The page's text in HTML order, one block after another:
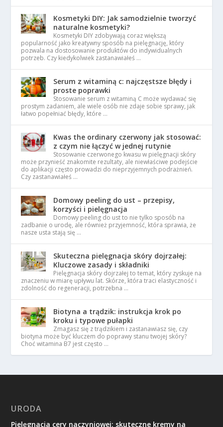
Kosmetyki DIY: Jak samodzielnie tworzyć
naturalne kosmetyki?
Kosmetyki DIY zdobywają coraz większą
popularność jako kreatywny sposób na pielęgnację, który
pozwala na dostosowanie produktów do indywidualnych
potrzeb. Czy kiedykolwiek zastanawiałeś …
Serum z witaminą c: najczęstsze błędy i
proste poprawki
Stosowanie serum z witaminą C może wydawać się
prostym zadaniem, ale wiele osób nie zdaje sobie sprawy, jak
łatwo popełniać błędy, które …
Kwas the ordinary czerwony jak stosować:
z czym nie łączyć w jednej rutynie
Stosowanie czerwonego kwasu w pielęgnacji skóry
może przynieść znakomite rezultaty, ale niewłaściwe podejście
do aplikacji często prowadzi do nieprzyjemnych podrażnień.
Czy zastanawiałeś …
Domowy peeling do ust – przepisy,
korzyści i pielęgnacja
Domowy peeling do ust to nie tylko sposób na
zadbanie o urodę, ale również przyjemność, która sprawia, że
nasze usta stają się …
Skuteczna pielęgnacja skóry dojrzałej:
Kluczowe zasady i składniki
Pielęgnacja skóry dojrzałej to temat, który zyskuje na
znaczeniu w miarę upływu lat. Skórze, która traci elastyczność i
zdolność do regeneracji, potrzebna …
Biotyna a trądzik: instrukcja krok po
kroku i typowe pułapki
Zmagasz się z trądzikiem i zastanawiasz się, czy
biotyna może być kluczem do poprawy stanu twojej skóry?
Choć witamina B7 jest często …
URODA
Pielęgnacja cery naczyniowej: skuteczne kremy na